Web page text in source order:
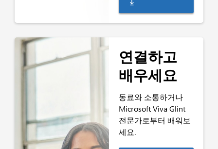
연결하고
배우세요
동료와 소통하거나
Microsoft Viva Glint
전문가로부터 배워보
세요.